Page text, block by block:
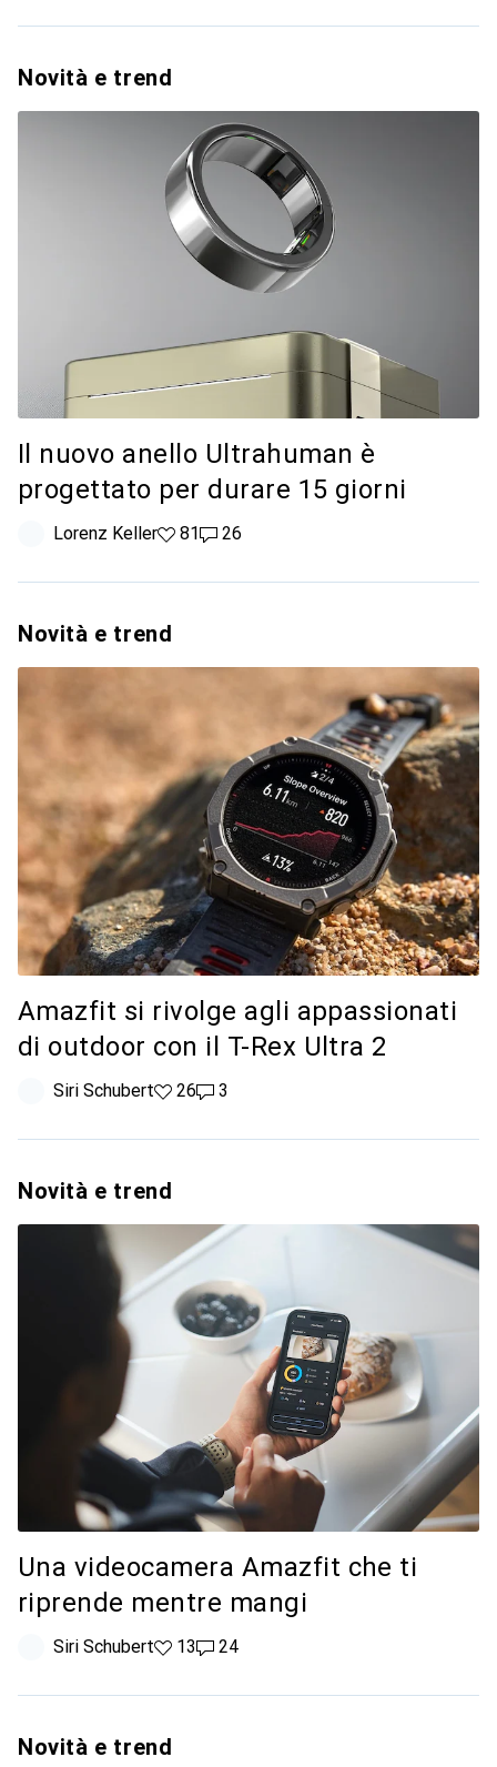
Novità e trend
Il nuovo anello Ultrahuman è
progettato per durare 15 giorni
Lorenz Keller81 like
8126 commenti
26
Novità e trend
Amazfit si rivolge agli appassionati
di outdoor con il T-Rex Ultra 2
Siri Schubert26 like
263 commenti
3
Novità e trend
Una videocamera Amazfit che ti
riprende mentre mangi
Siri Schubert13 like
1324 commenti
24
Novità e trend